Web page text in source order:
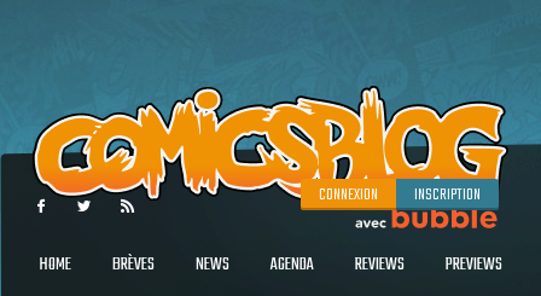
CONNEXION INSCRIPTION
HOME BRÈVES NEWS AGENDA REVIEWS PREVIEWS